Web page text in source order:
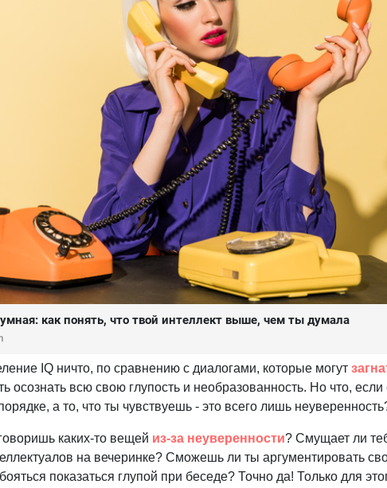
как понять, что твой интеллект выше, чем ты думала
IQ ничто, по сравнению с диалогами, которые могут
осознать всю свою глупость и необразованность. Но что, если
а то, что ты чувствуешь - это всего лишь
каких-то вещей из-за неуверенности? Смущает ли
на вечеринке? Сможешь ли ты аргументировать
показаться глупой при беседе? Точно да! Только для